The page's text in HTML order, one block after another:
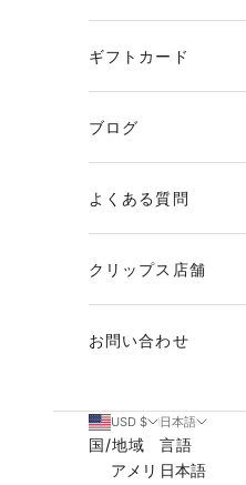
ギフトカード
ブログ
よくある質問
クリップス店舗
お問い合わせ
USD $
国/地域
アメリ
日本語
言語
日本語